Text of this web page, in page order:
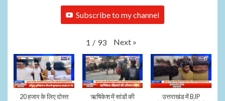
Subscribe to my channel
1 / 93 Next »
20 हजार के लिए दोस्त
ऋषिकेश में सांडों की
उत्तराखंड में BJP